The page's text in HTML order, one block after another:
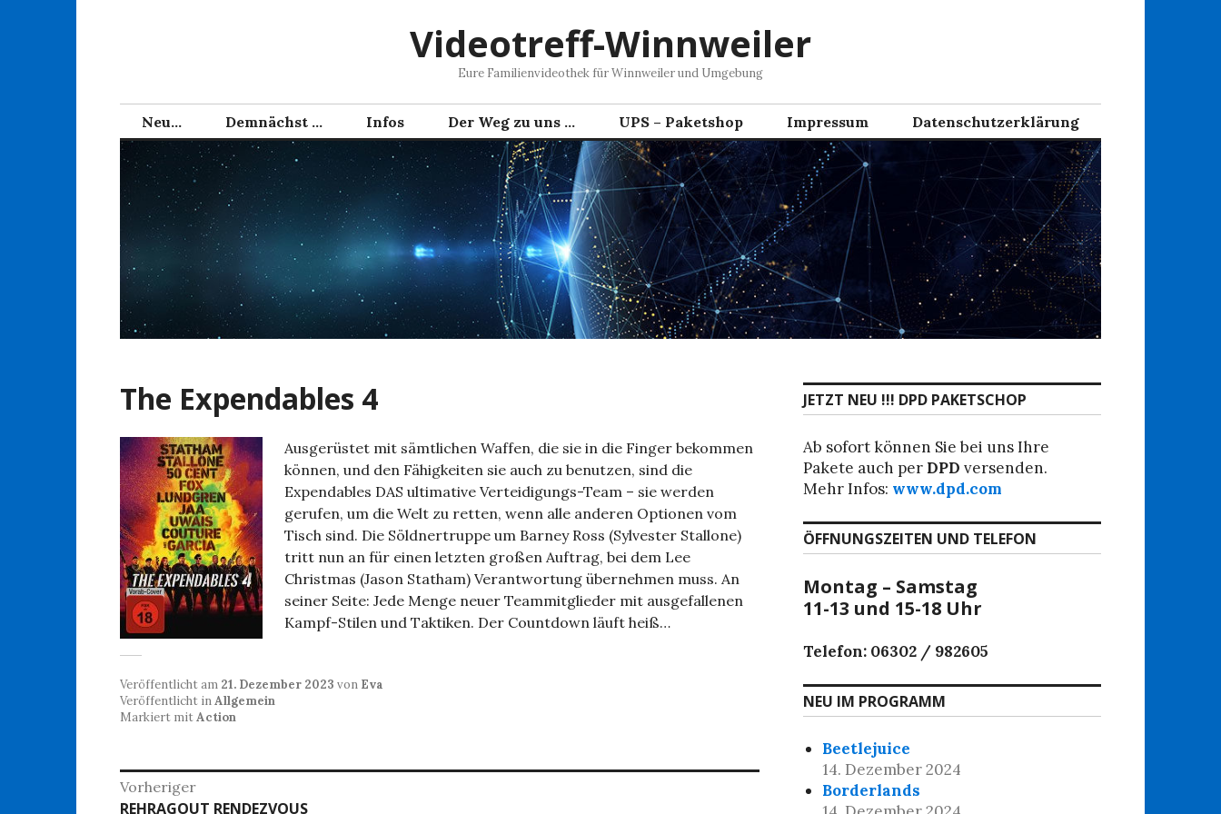
Videotreff-Winnweiler
Eure Familienvideothek für Winnweiler und Umgebung
Neu… Demnächst … Infos Der Weg zu uns … UPS – Paketshop Impressum Datenschutzerklärung
The Expendables 4
Ausgerüstet mit sämtlichen Waffen, die sie in die Finger bekommen
können, und den Fähigkeiten sie auch zu benutzen, sind die
Expendables DAS ultimative Verteidigungs-Team – sie werden
gerufen, um die Welt zu retten, wenn alle anderen Optionen vom
Tisch sind. Die Söldnertruppe um Barney Ross (Sylvester Stallone)
tritt nun an für einen letzten großen Auftrag, bei dem Lee
Christmas (Jason Statham) Verantwortung übernehmen muss. An
seiner Seite: Jede Menge neuer Teammitglieder mit ausgefallenen
Kampf-Stilen und Taktiken. Der Countdown läuft heiß…
Veröffentlicht am 21. Dezember 2023 von Eva
Veröffentlicht inAllgemein
Markiert mitAction
Beitragsnavigation
Vorheriger
Vorheriger
REHRAGOUT RENDEZVOUS
JETZT NEU !!! DPD PAKETSCHOP
Ab sofort können Sie bei uns Ihre
Pakete auch per DPD versenden.
Mehr Infos: www.dpd.com
ÖFFNUNGSZEITEN UND TELEFON
Montag – Samstag
11-13 und 15-18 Uhr
Telefon: 06302 / 982605
NEU IM PROGRAMM
Beetlejuice
14. Dezember 2024
Borderlands